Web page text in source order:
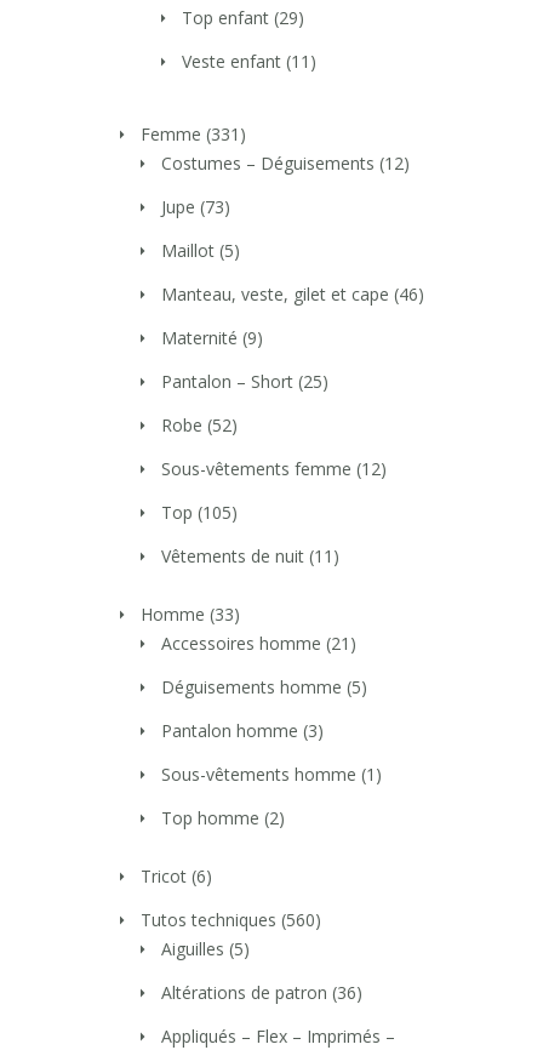
Top enfant (29)
Veste enfant (11)
Femme (331)
Costumes – Déguisements (12)
Jupe (73)
Maillot (5)
Manteau, veste, gilet et cape (46)
Maternité (9)
Pantalon – Short (25)
Robe (52)
Sous-vêtements femme (12)
Top (105)
Vêtements de nuit (11)
Homme (33)
Accessoires homme (21)
Déguisements homme (5)
Pantalon homme (3)
Sous-vêtements homme (1)
Top homme (2)
Tricot (6)
Tutos techniques (560)
Aiguilles (5)
Altérations de patron (36)
Appliqués – Flex – Imprimés –